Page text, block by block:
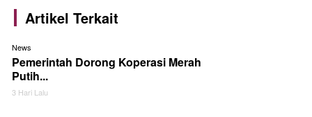
Artikel Terkait
News
Pemerintah Dorong Koperasi Merah
Putih...
3 Hari Lalu